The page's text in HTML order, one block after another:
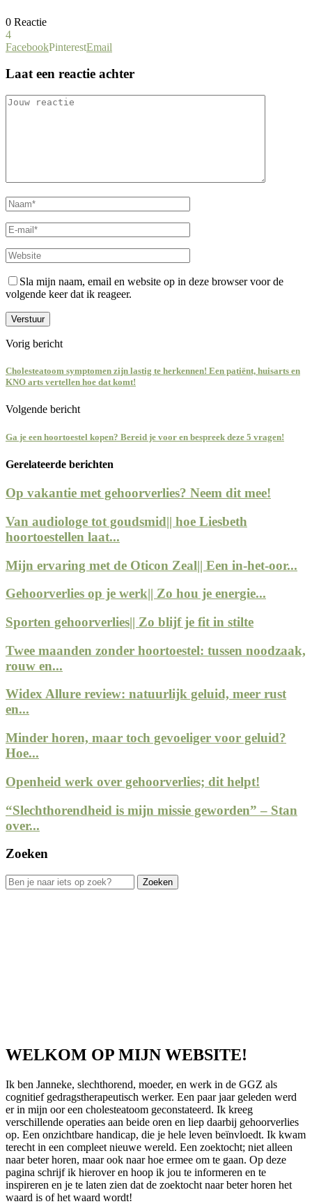
0 Reactie
4
FacebookPinterestEmail
Laat een reactie achter
Sla mijn naam, email en website op in deze browser voor de
volgende keer dat ik reageer.
Vorig bericht
Cholesteatoom symptomen zijn lastig te herkennen! Een patiënt, huisarts en
KNO arts vertellen hoe dat komt!
Volgende bericht
Ga je een hoortoestel kopen? Bereid je voor en bespreek deze 5 vragen!
Gerelateerde berichten
Op vakantie met gehoorverlies? Neem dit mee!
Van audiologe tot goudsmid|| hoe Liesbeth
hoortoestellen laat...
Mijn ervaring met de Oticon Zeal|| Een in-het-oor...
Gehoorverlies op je werk|| Zo hou je energie...
Sporten gehoorverlies|| Zo blijf je fit in stilte
Twee maanden zonder hoortoestel: tussen noodzaak,
rouw en...
Widex Allure review: natuurlijk geluid, meer rust
en...
Minder horen, maar toch gevoeliger voor geluid?
Hoe...
Openheid werk over gehoorverlies; dit helpt!
“Slechthorendheid is mijn missie geworden” – Stan
over...
Zoeken
WELKOM OP MIJN WEBSITE!
Ik ben Janneke, slechthorend, moeder, en werk in de GGZ als
cognitief gedragstherapeutisch werker. Een paar jaar geleden werd
er in mijn oor een cholesteatoom geconstateerd. Ik kreeg
verschillende operaties aan beide oren en liep daarbij gehoorverlies
op. Een onzichtbare handicap, die je hele leven beïnvloedt. Ik kwam
terecht in een compleet nieuwe wereld. Een zoektocht; niet alleen
naar beter horen, maar ook naar hoe ermee om te gaan. Op deze
pagina schrijf ik hierover en hoop ik jou te informeren en te
inspireren en je te laten zien dat de zoektocht naar beter horen het
waard is of het waard wordt!